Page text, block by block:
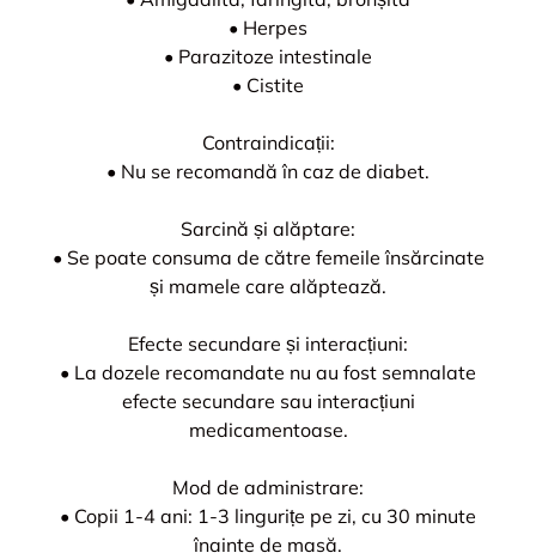
• Herpes
• Parazitoze intestinale
• Cistite
Contraindicații:
• Nu se recomandă în caz de diabet.
Sarcină și alăptare:
• Se poate consuma de către femeile însărcinate
și mamele care alăptează.
Efecte secundare și interacțiuni:
• La dozele recomandate nu au fost semnalate
efecte secundare sau interacțiuni
medicamentoase.
Mod de administrare:
• Copii 1-4 ani: 1-3 lingurițe pe zi, cu 30 minute
înainte de masă.